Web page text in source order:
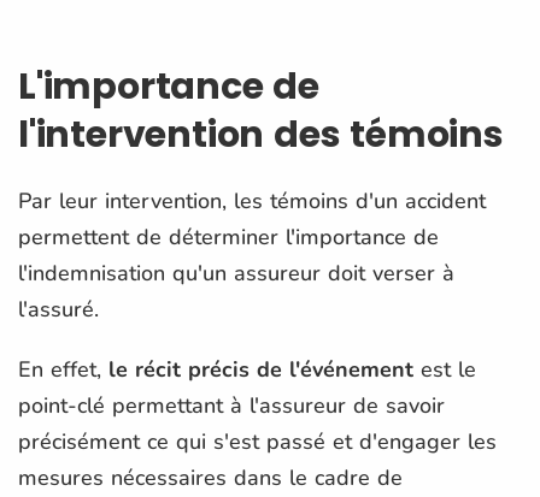
L'importance de
l'intervention des témoins
Par leur intervention, les témoins d'un accident
permettent de déterminer l'importance de
l'indemnisation qu'un assureur doit verser à
l'assuré.
En effet, le récit précis de l'événement est le
point-clé permettant à l'assureur de savoir
précisément ce qui s'est passé et d'engager les
mesures nécessaires dans le cadre de